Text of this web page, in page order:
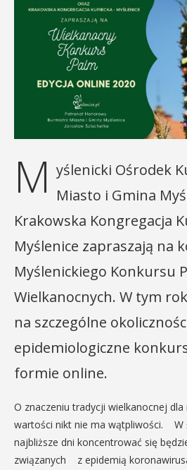
M yślenicki Ośrodek
Miasto i Gmina
Krakowska Kongregacja
Myślenice zapraszają na
Myślenickiego Konkursu
Wielkanocnych. W tym
na szczególne
epidemiologiczne
formie online.
O znaczeniu tradycji wielkanocnej
wartości nikt nie ma wątpliwości. W
najbliższe dni koncentrować się
związanych z epidemią